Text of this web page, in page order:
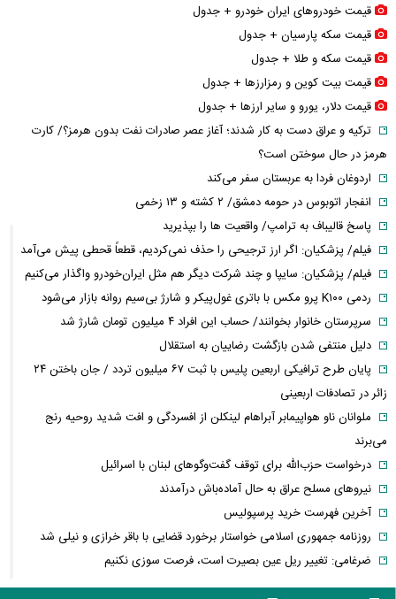
قیمت خودرو‌های ایران خودرو + جدول
قیمت سکه پارسیان + جدول
قیمت سکه و طلا + جدول
قیمت بیت کوین و رمزارز‌ها + جدول
قیمت دلار، یورو و سایر ارز‌ها + جدول
ترکیه و عراق دست به کار شدند؛ آغاز عصر صادرات نفت بدون هرمز؟/ کارت
هرمز در حال سوختن است؟
اردوغان فردا به عربستان سفر می‌کند
انفجار اتوبوس در حومه دمشق/ ۲ کشته و ۱۳ زخمی
پاسخ قالیباف به ترامپ/ واقعیت ها را بپذیرید
فیلم/ پزشکیان: اگر ارز ترجیحی را حذف نمی‌کردیم، قطعاً قحطی پیش می‌آمد
فیلم/ پزشکیان: سایپا و چند شرکت دیگر هم مثل ایران‌خودرو واگذار می‌کنیم
ردمی K۱۰۰ پرو مکس با باتری غول‌پیکر و شارژ بی‌سیم روانه بازار می‌شود
سرپرستان خانوار بخوانند/ حساب این افراد ۴ میلیون تومان شارژ شد
دلیل منتفی شدن بازگشت رضاییان به استقلال
پایان طرح ترافیکی اربعین پلیس با ثبت ۶۷ میلیون تردد / جان باختن ۲۴
زائر در تصادفات اربعینی
ملوانان ناو هواپیمابر آبراهام لینکلن از افسردگی و افت شدید روحیه رنج
می‌برند
درخواست حزب‌الله برای توقف گفت‌وگوهای لبنان با اسرائیل
نیروهای مسلح عراق به حال آماده‌باش درآمدند
آخرین فهرست خرید پرسپولیس
روزنامه جمهوری اسلامی خواستار برخورد قضایی با باقر خرازی و نیلی شد
ضرغامی: تغییر ریل عین بصیرت است، فرصت سوزی نکنیم
تکذیب اعمال ضریب ۲.۷ برای اینترنت بین‌الملل از سوی سازمان تنظیم